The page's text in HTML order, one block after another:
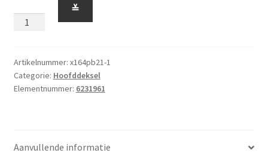
x164
Wars
opdruk
21
≚
Artikelnummer: x164pb21-1
Categorie: Hoofddeksel
Elementnummer: 6231961
Aanvullende informatie